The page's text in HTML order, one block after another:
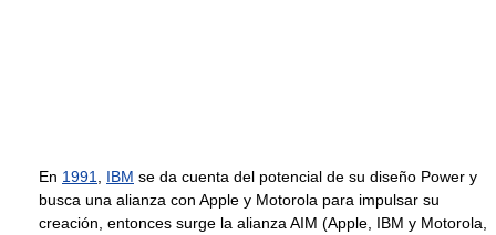
En 1991 IBM se da cuenta del potencial de su diseño Power y
busca una alianza con Apple y Motorola para impulsar su
creación, entonces surge la alianza AIM (Apple, IBM y Motorola,